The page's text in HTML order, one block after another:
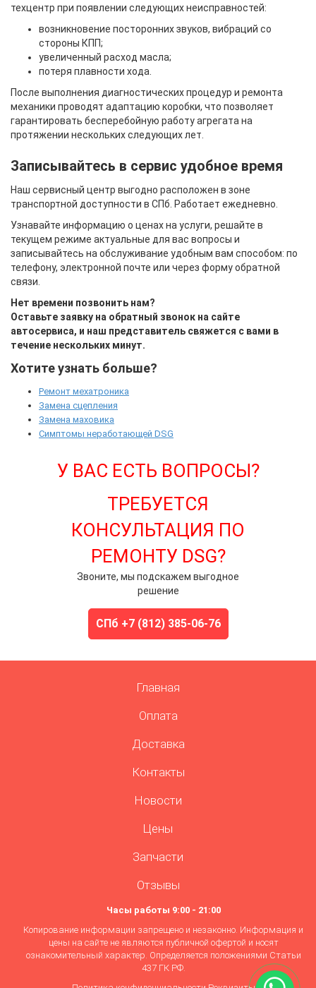
техцентр при появлении следующих неисправностей:
возникновение посторонних звуков, вибраций со
стороны КПП;
увеличенный расход масла;
потеря плавности хода.
После выполнения диагностических процедур и ремонта
механики проводят адаптацию коробки, что позволяет
гарантировать бесперебойную работу агрегата на
протяжении нескольких следующих лет.
Записывайтесь в сервис удобное время
Наш сервисный центр выгодно расположен в зоне
транспортной доступности в СПб. Работает ежедневно.
Узнавайте информацию о ценах на услуги, решайте в
текущем режиме актуальные для вас вопросы и
записывайтесь на обслуживание удобным вам способом: по
телефону, электронной почте или через форму обратной
связи.
Нет времени позвонить нам?
Оставьте заявку на обратный звонок на сайте
автосервиса, и наш представитель свяжется с вами в
течение нескольких минут.
Хотите узнать больше?
Ремонт мехатроника
Замена сцепления
Замена маховика
Симптомы неработающей DSG
У ВАС ЕСТЬ ВОПРОСЫ?
ТРЕБУЕТСЯ
КОНСУЛЬТАЦИЯ ПО
РЕМОНТУ DSG?
Звоните, мы подскажем выгодное
решение
СПб +7 (812) 385-06-76
Главная
Оплата
Доставка
Контакты
Новости
Цены
Запчасти
Отзывы
Часы работы 9:00 - 21:00
Копирование информации запрещено и незаконно. Информация и
цены на сайте не являются публичной офертой и носят
ознакомительный характер. Определяется положениями Статьи
437 ГК РФ.